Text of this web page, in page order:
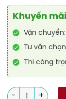
Khuyến
Vận
Tư vấn
Thi công
Số lượng